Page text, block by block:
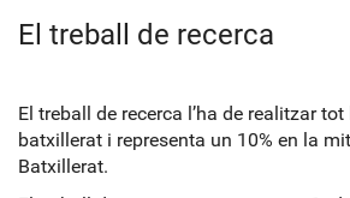
El treball de recerca
El treball de recerca l’ha de realitzar tot
batxillerat i representa un 10% en la
Batxillerat.